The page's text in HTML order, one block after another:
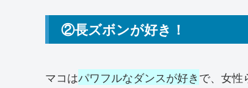
②長ズボンが好き！
マコはパワフルなダンスが好きで、女性